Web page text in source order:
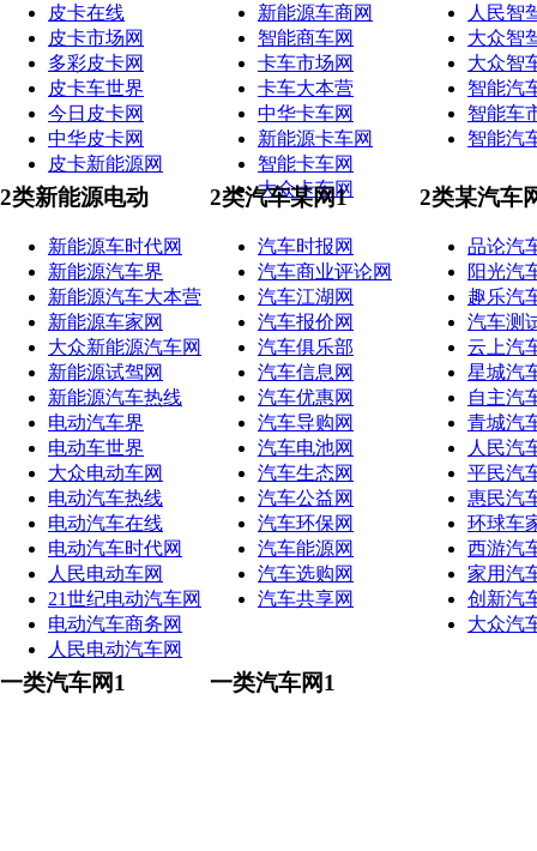
皮卡在线
皮卡市场网
多彩皮卡网
皮卡车世界
今日皮卡网
中华皮卡网
皮卡新能源网
新能源车商网
智能商车网
卡车市场网
卡车大本营
中华卡车网
新能源卡车网
智能卡车网
大众卡车网
人民智
大众智
大众智
智能汽
智能车
智能汽
2类新能源电动
新能源车时代网
新能源汽车界
新能源汽车大本营
新能源车家网
大众新能源汽车网
新能源试驾网
新能源汽车热线
电动汽车界
电动车世界
大众电动车网
电动汽车热线
电动汽车在线
电动汽车时代网
人民电动车网
21世纪电动汽车网
电动汽车商务网
人民电动汽车网
2类汽车某网1
汽车时报网
汽车商业评论网
汽车江湖网
汽车报价网
汽车俱乐部
汽车信息网
汽车优惠网
汽车导购网
汽车电池网
汽车生态网
汽车公益网
汽车环保网
汽车能源网
汽车选购网
汽车共享网
2类某汽车
品论汽
阳光汽
趣乐汽
汽车测
云上汽
星城汽
自主汽
青城汽
人民汽
平民汽
惠民汽
环球车
西游汽
家用汽
创新汽
大众汽
一类汽车网1 一类汽车网1